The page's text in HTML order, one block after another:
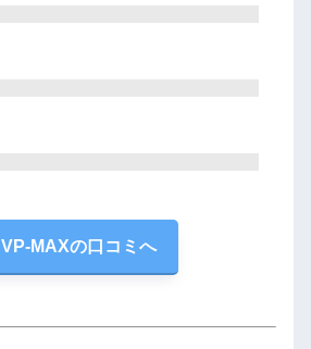
VP-MAXの口コミへ